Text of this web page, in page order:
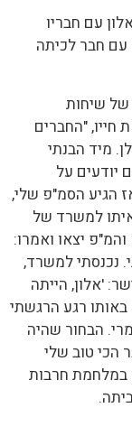
ה-1 באוגוסט 2006, ירד אלון עם חבריו
עם חבר לכיתה
של שיחות
חייו, "החברים
מיד הבנתי
יודעים על
ואז הגיע הסמ"פ שלי,
למשרד של
יצאו ואמרו:
נכנסתי למשרד,
'אלון, הייתה
באותו רגע הרגשתי
הבחור שהיה
הכי טוב שלי
במלחמת חרבות